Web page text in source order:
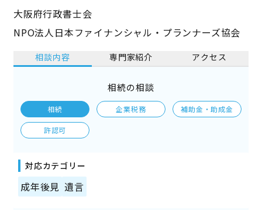
大阪府行政書士会
NPO法人日本ファイナンシャル・プランナーズ協会
相談内容 専門家紹介 アクセス
相続の相談
相続 企業税務 補助金・助成金
許認可
対応カテゴリー
成年後見 遺言